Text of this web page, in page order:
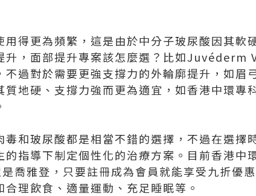
得更為頻繁，這是由於中分子玻尿酸因其軟
升，面部提升專案該怎麼選？比如Juvéderm
不過對於需要更強支撐力的外輪廓提升，如眉
質地硬、支撐力強而更為適宜，如香港中環
毒和玻尿酸都是相當不錯的選擇，不過在選擇
的指導下制定個性化的治療方案。目前香港中
喬雅登，只要註冊成為會員就能享受九折優
理飲食、適量運動、充足睡眠等。